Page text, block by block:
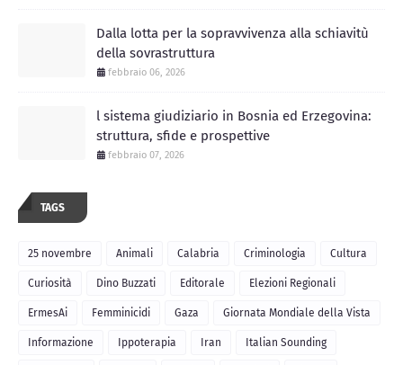
Dalla lotta per la sopravvivenza alla schiavitù
della sovrastruttura
febbraio 06, 2026
l sistema giudiziario in Bosnia ed Erzegovina:
struttura, sfide e prospettive
febbraio 07, 2026
TAGS
25 novembre Animali Calabria Criminologia Cultura
Curiosità Dino Buzzati Editorale Elezioni Regionali
ErmesAi Femminicidi Gaza Giornata Mondiale della Vista
Informazione Ippoterapia Iran Italian Sounding